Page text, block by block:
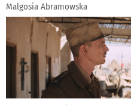
Malgosia Abramowska